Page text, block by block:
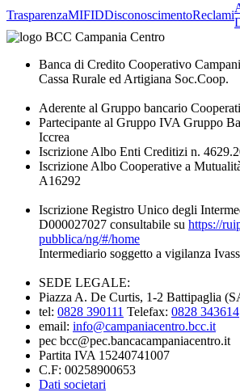
TrasparenzaMIFIDDisconoscimentoReclami
Banca di Credito Cooperativo
Cassa Rurale ed Artigiana Soc.Coop.
Aderente al Gruppo bancario
Partecipante al Gruppo IVA Gruppo
Iccrea
Iscrizione Albo Enti Creditizi n.
Iscrizione Albo Cooperative a
A16292
Iscrizione Registro Unico degli
D000027027 consultabile su https://
pubblica/ng/#/home
Intermediario soggetto a vigilanza Ivass
SEDE LEGALE:
Piazza A. De Curtis, 1-2 Battipaglia
tel: 0828 390111 Telefax: 0828 343614
email: info@campaniacentro.bcc.it
pec bcc@pec.bancacampaniacentro.it
Partita IVA 15240741007
C.F: 00258900653
Dati societari